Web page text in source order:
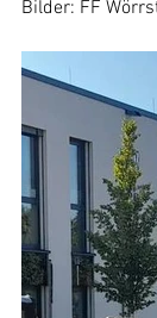
Bilder: FF